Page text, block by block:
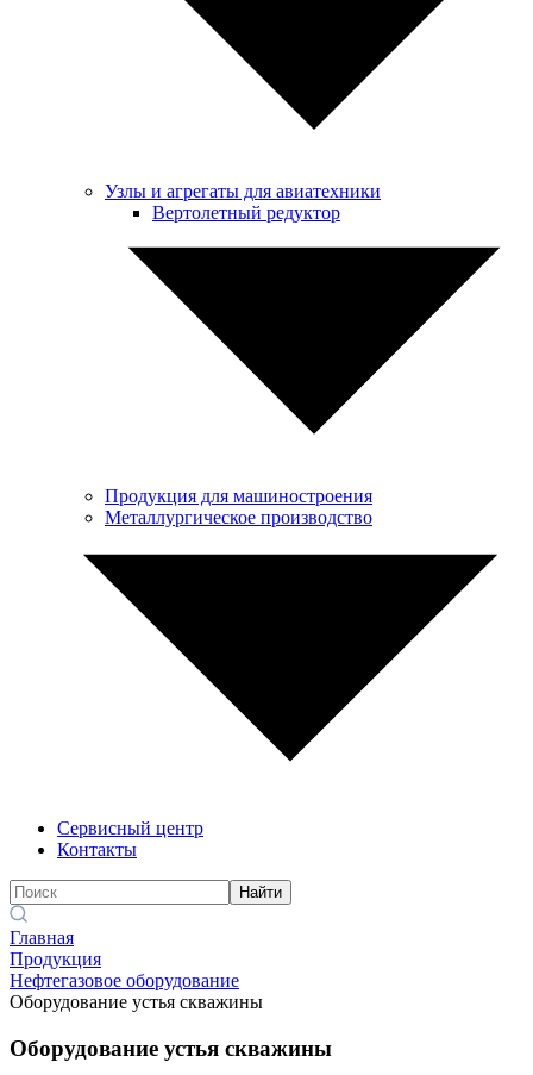
Узлы и агрегаты для авиатехники
Вертолетный редуктор
Продукция для машиностроения
Металлургическое производство
Сервисный центр
Контакты
Найти
Главная
Продукция
Нефтегазовое оборудование
Оборудование устья скважины
Оборудование устья скважины